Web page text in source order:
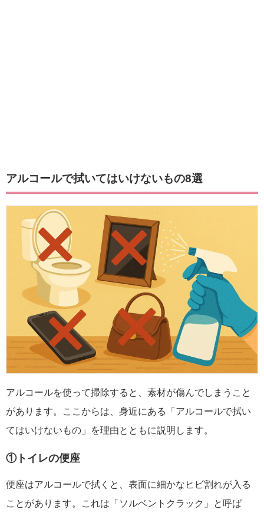
アルコールで拭いてはいけないもの8選
アルコールを使って掃除すると、素材が傷んでしまうこと
があります。ここからは、身近にある「アルコールで拭い
てはいけないもの」を理由とともに説明します。
①トイレの便座
便座はアルコールで拭くと、表面に細かなヒビ割れが入る
ことがあります。これは「ソルベントクラック」と呼ば